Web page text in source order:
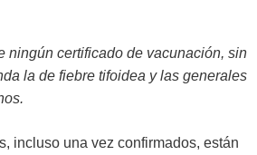
ningún certificado de vacunación, sin
la de fiebre tifoidea y las generales
incluso una vez confirmados, están